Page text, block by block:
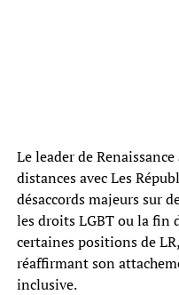
Le leader de
distances avec Les
désaccords majeurs sur
les droits LGBT ou la fin
certaines positions de
réaffirmant son
inclusive.